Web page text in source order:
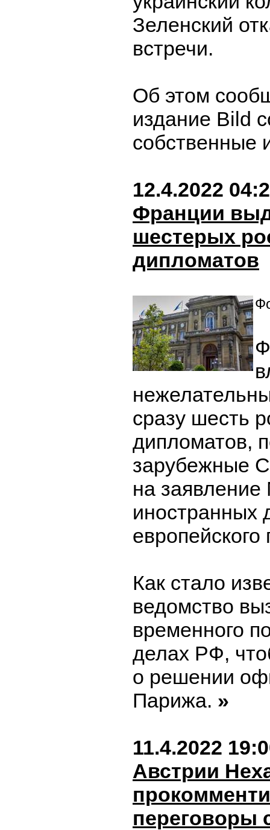
Зеленский
встречи.
Об этом
издание Bild
собственные
12.4.2022
Франции
шестерых
дипломатов
сразу шесть
дипломатов,
зарубежные
на заявление
иностранных
европейского
Как стало
ведомство
временного
делах РФ,
о решении
Парижа. »
11.4.2022
Австрии
переговоры